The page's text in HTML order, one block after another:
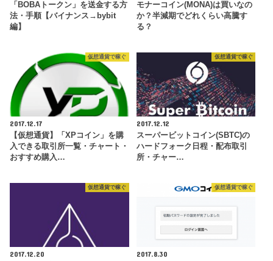
「BOBAトークン」を送金する方
法・手順【バイナンス→bybit
編】
モナーコイン(MONA)は買いなの
か？半減期でどれくらい高騰す
る？
仮想通貨で稼ぐ
2017.12.17
【仮想通貨】「XPコイン」を購
入できる取引所一覧・チャート・
おすすめ購入…
仮想通貨で稼ぐ
2017.12.12
スーパービットコイン(SBTC)の
ハードフォーク日程・配布取引
所・チャー…
仮想通貨で稼ぐ
2017.12.20
仮想通貨で稼ぐ
2017.8.30